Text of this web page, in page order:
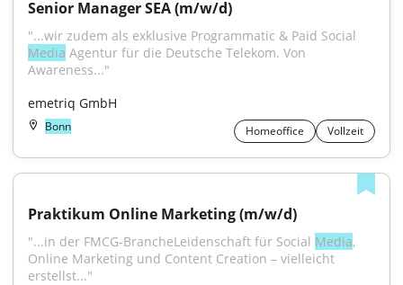
Senior Manager SEA (m/w/d)
Media Agentur für die Deutsche Telekom. Von
Awareness..."
emetriq GmbH
Bonn Homeoffice Vollzeit
Praktikum Online Marketing (m/w/d)
"...in der FMCG-BrancheLeidenschaft für Social Media,
Online Marketing und Content Creation – vielleicht
erstellst..."